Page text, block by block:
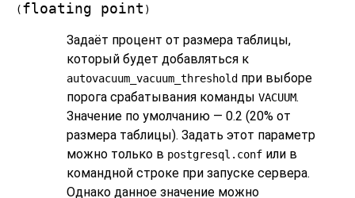
( floating point )
Задаёт процент от размера таблицы,
который будет добавляться к
autovacuum_vacuum_threshold при выборе
порога срабатывания команды VACUUM.
Значение по умолчанию — 0.2 (20% от
размера таблицы). Задать этот параметр
можно только в postgresql.conf или в
командной строке при запуске сервера.
Однако данное значение можно